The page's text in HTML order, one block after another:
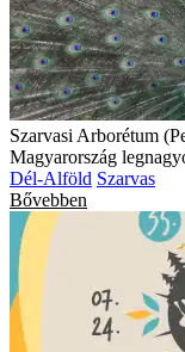
Szarvasi Arborétum
Magyarország
Dél-Alföld Szarvas
Bővebben